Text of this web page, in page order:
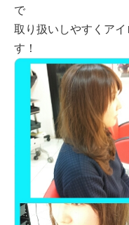
で
取り扱いしやすくア
す！